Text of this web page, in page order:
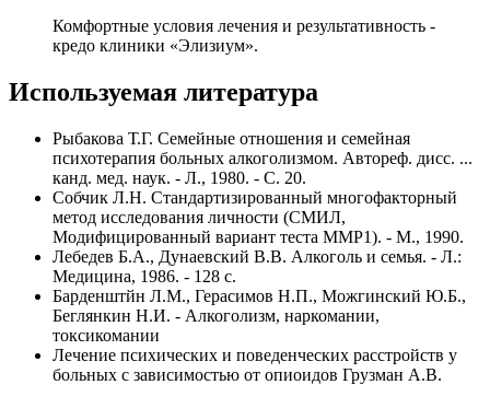
Комфортные условия лечения и результативность -
кредо клиники «Элизиум».
Используемая литература
Рыбакова Т.Г. Семейные отношения и семейная
психотерапия больных алкоголизмом. Автореф. дисс. ...
канд. мед. наук. - Л., 1980. - С. 20.
Собчик Л.Н. Стандартизированный многофакторный
метод исследования личности (СМИЛ,
Модифицированный вариант теста ММР1). - М., 1990.
Лебедев Б.А., Дунаевский В.В. Алкоголь и семья. - Л.:
Медицина, 1986. - 128 с.
Барденштйн Л.М., Герасимов Н.П., Можгинский Ю.Б.,
Беглянкин Н.И. - Алкоголизм, наркомании,
токсикомании
Лечение психических и поведенческих расстройств у
больных с зависимостью от опиоидов Грузман А.В.